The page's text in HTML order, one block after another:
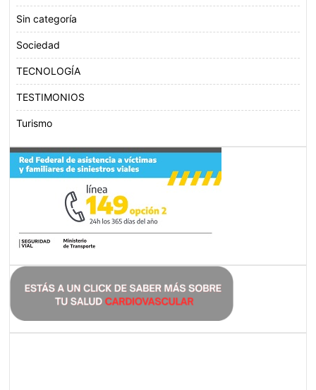
Sin categoría
Sociedad
TECNOLOGÍA
TESTIMONIOS
Turismo